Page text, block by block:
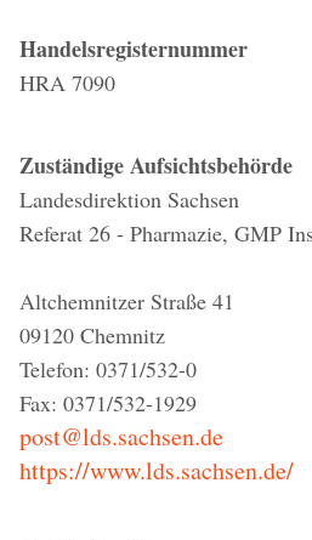
Handelsregisternummer
HRA 7090
Zuständige Aufsichtsbehörde
Landesdirektion Sachsen
Referat 26 - Pharmazie, GMP
Altchemnitzer Straße 41
09120 Chemnitz
Telefon: 0371/532-0
Fax: 0371/532-1929
post@lds.sachsen.de
https://www.lds.sachsen.de/